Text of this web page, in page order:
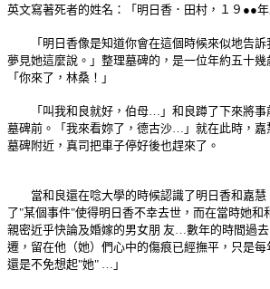
英文寫著死者的姓名：「明日香．田村，１９●●年
「明日香像是知道你會在這個時候來似地告訴
夢見她這麼說。」整理墓碑的，是一位年約五十幾
「你來了，林桑！」
「叫我和良就好，伯母…」和良蹲了下來將事
墓碑前。「我來看妳了，德古沙…」就在此時，嘉
墓碑附近，真司把車子停好後也趕來了。
當和良還在唸大學的時候認識了明日香和嘉慧
了"某個事件"使得明日香不幸去世，而在當時她和
親密近乎快論及婚嫁的男女朋 友…數年的時間過
遷，留在他（她）們心中的傷痕已經撫平，只是
還是不免想起"她" …」